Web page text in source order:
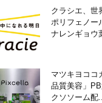
クラシエ、世
ポリフェノー
ナレンギョウ
マツキヨココ
品質美容」
クソソーム配...